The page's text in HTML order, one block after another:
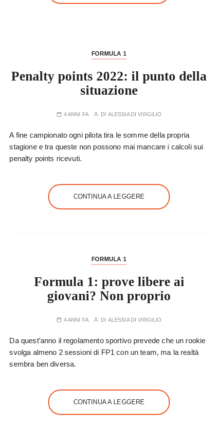
FORMULA 1
Penalty points 2022: il punto della
situazione
4 ANNI FA DI ALESSIA DI VIRGILIO
A fine campionato ogni pilota tira le somme della propria
stagione e tra queste non possono mai mancare i calcoli sui
penalty points ricevuti.
CONTINUA A LEGGERE
FORMULA 1
Formula 1: prove libere ai
giovani? Non proprio
4 ANNI FA DI ALESSIA DI VIRGILIO
Da quest’anno il regolamento sportivo prevede che un rookie
svolga almeno 2 sessioni di FP1 con un team, ma la realtà
sembra ben diversa.
CONTINUA A LEGGERE